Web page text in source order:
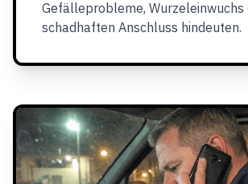
Gefälleprobleme, Wurzeleinwuchs
schadhaften Anschluss hindeuten.